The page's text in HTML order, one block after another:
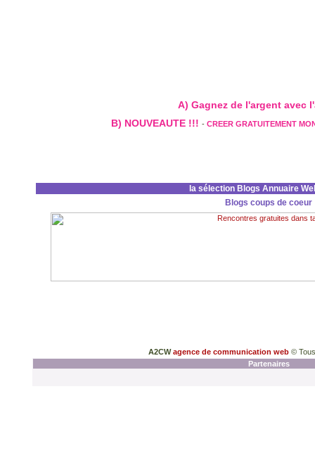
A) Gagnez de l'argent avec
B) NOUVEAUTE !!! - CREER GRATUITEMENT
la sélection Blogs Annuaire
Blogs coups de coeur
A2CWagence de communication web ©
Partenaires